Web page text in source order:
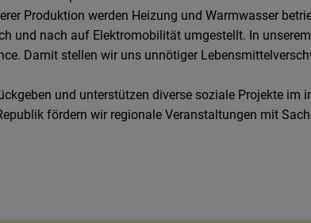
Produktion werden Heizung und Warmwasser
und nach auf Elektromobilität umgestellt. In
Damit stellen wir uns unnötiger
und unterstützen diverse soziale Projekte im
fördern wir regionale Veranstaltungen mit